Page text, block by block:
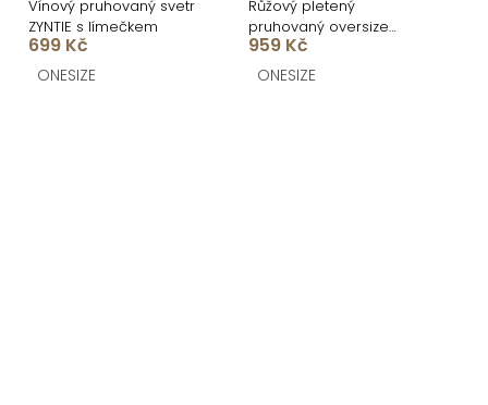
Vínový pruhovaný svetr
ZYNTIE s límečkem
699 Kč
ONESIZE
Růžový pletený
pruhovaný oversize
cardigan GRENTO
959 Kč
ONESIZE